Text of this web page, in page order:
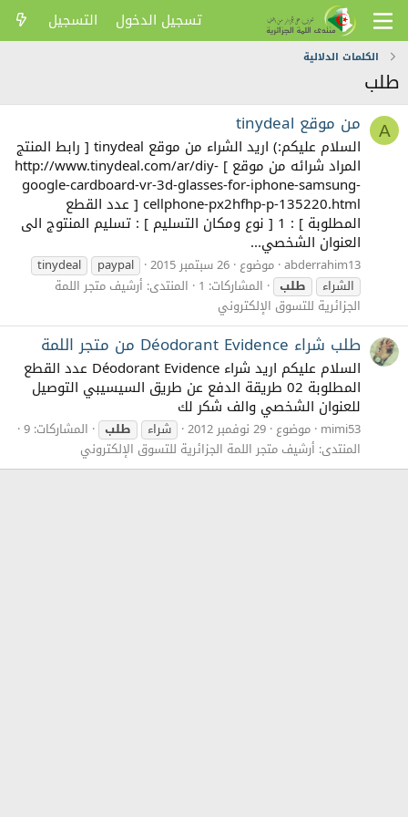
تسجيل الدخول التسجيل
الكلمات الدلالية
طلب
A من موقع tinydeal
السلام عليكم:) اريد الشراء من موقع tinydeal [ رابط المنتج
المراد شرائه من موقع ] http://www.tinydeal.com/ar/diy-
google-cardboard-vr-3d-glasses-for-iphone-samsung-
cellphone-px2hfhp-p-135220.html [ عدد القطع
المطلوبة ] : 1 [ نوع ومكان التسليم ] : تسليم المنتوج الى
العنوان الشخصي...
abderrahim13 موضوع 26 سبتمبر 2015 paypal
tinydeal
الشراء
طلب المشاركات: 1 المنتدى: أرشيف متجر اللمة
الجزائرية للتسوق الإلكتروني
طلب شراء Déodorant Evidence من متجر اللمة
السلام عليكم اريد شراء Déodorant Evidence عدد القطع
المطلوبة 02 طريقة الدفع عن طريق السيسيبي التوصيل
للعنوان الشخصي والف شكر لك
mimi53 موضوع 29 نوفمبر 2012 شراء طلب
المشاركات: 9
المنتدى: أرشيف متجر اللمة الجزائرية للتسوق الإلكتروني